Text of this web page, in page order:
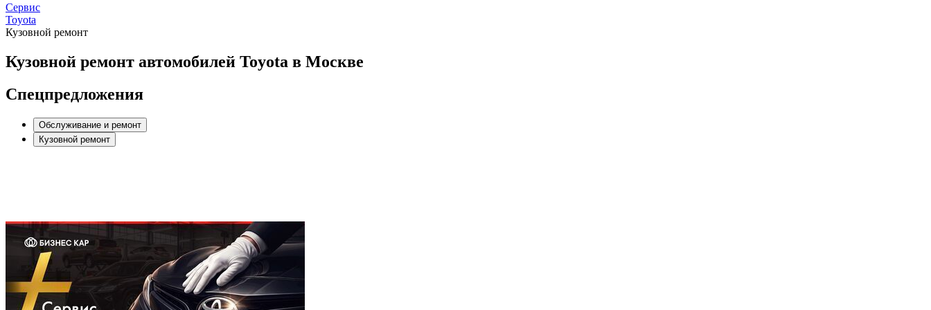
Сервис
Toyota
Кузовной ремонт
Кузовной ремонт автомобилей Toyota в Москве
Спецпредложения
Обслуживание и ремонт
Кузовной ремонт